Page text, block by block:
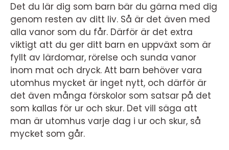
Det du lär dig som barn bär du gärna med dig
genom resten av ditt liv. Så är det även med
alla vanor som du får. Därför är det extra
viktigt att du ger ditt barn en uppväxt som är
fyllt av lärdomar, rörelse och sunda vanor
inom mat och dryck. Att barn behöver vara
utomhus mycket är inget nytt, och därför är
det även många förskolor som satsar på det
som kallas för ur och skur. Det vill säga att
man är utomhus varje dag i ur och skur, så
mycket som går.